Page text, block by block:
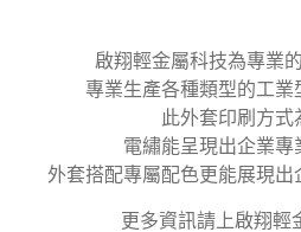
啟翔輕金屬科技為專業
專業生產各種類型的工業
此外套印刷方式
電繡能呈現出企業專
外套搭配專屬配色更能展現出
更多資訊請上啟翔輕